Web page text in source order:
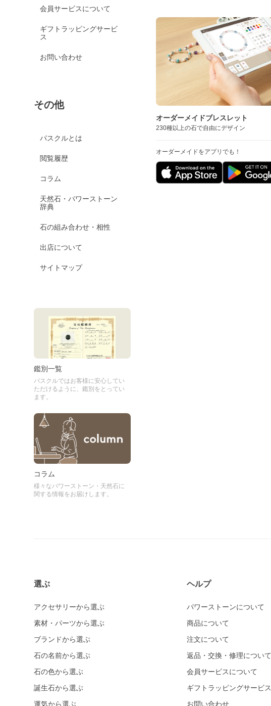
会員サービスについて
ギフトラッピングサービ
ス
お問い合わせ
その他
パスクルとは
閲覧履歴
コラム
天然石・パワーストーン
辞典
石の組み合わせ・相性
出店について
サイトマップ
鑑別一覧
パスクルではお客様に安心してい
ただけるように、鑑別をとってい
ます。
コラム
様々なパワーストーン・天然石に
関する情報をお届けします。
オーダーメイドブレスレット
230種以上の石で自由にデザイン
オーダーメイドをアプリでも！
選ぶ
アクセサリーから選ぶ
素材・パーツから選ぶ
ブランドから選ぶ
石の名前から選ぶ
石の色から選ぶ
誕生石から選ぶ
運気から選ぶ
ヘルプ
パワーストーンについて
商品について
注文について
返品・交換・修理について
会員サービスについて
ギフトラッピングサービス
お問い合わせ